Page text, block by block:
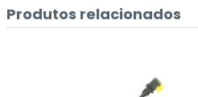
Produtos relacionados